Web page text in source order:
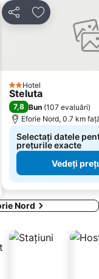
Constanța
DistribuițiAdăugaţi la
2 Stele
Hotel
Steluta
7,8 Bun (107 evaluări)
Eforie Nord, 0.7 km
Selectați datele
prețurile exacte
Vedeți
Nord